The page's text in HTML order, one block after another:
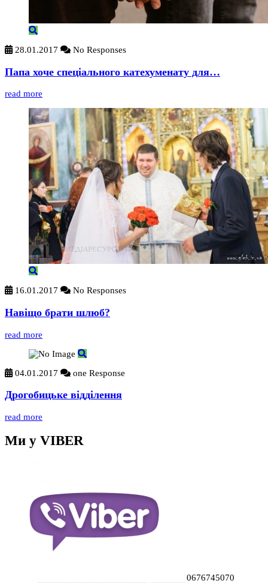
28.01.2017 No Responses
Папа хоче спеціального катехуменату для…
read more
16.01.2017 No Responses
Навіщо брати шлюб?
read more
04.01.2017 one Response
Дрогобицьке відділення
read more
Ми у VIBER
0676745070